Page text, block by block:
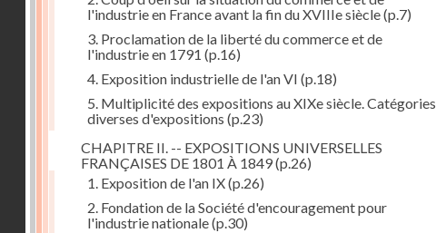
l'industrie en France avant la fin du XVIIIe siècle(p.7)
3. Proclamation de la liberté du commerce et de
l'industrie en 1791 (p.16)
4. Exposition industrielle de l'an VI (p.18)
5. Multiplicité des expositions au XIXe siècle. Catégories
diverses d'expositions (p.23)
CHAPITRE II. -- EXPOSITIONS UNIVERSELLES
FRANÇAISES DE 1801 À 1849(p.26)
1. Exposition de l'an IX(p.26)
2. Fondation de la Société d'encouragement pour
l'industrie nationale(p.30)